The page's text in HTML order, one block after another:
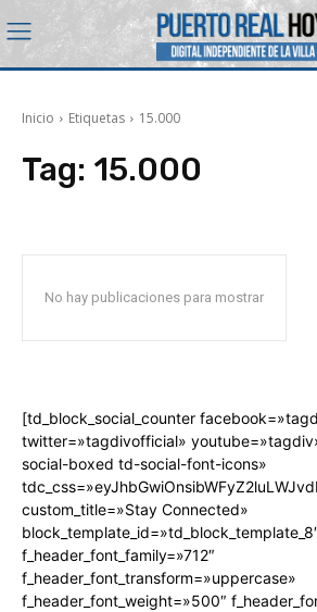
Inicio Etiquetas 15.000
Tag: 15.000
No hay publicaciones para mostrar
[td_block_social_counter
twitter=»tagdivofficial»
social-boxed td-social-font-icons»
custom_title=»Stay Connected»
f_header_font_family=»712″
f_header_font_transform=»uppercase»
f_header_font_weight=»500″